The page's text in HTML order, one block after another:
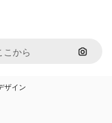
画像で
ザイン